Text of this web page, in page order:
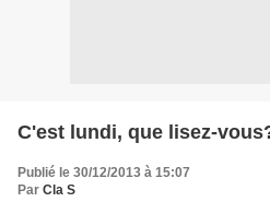
C'est lundi, que lisez-
Publié le 30/12/2013 à 15:07
Par Cla S